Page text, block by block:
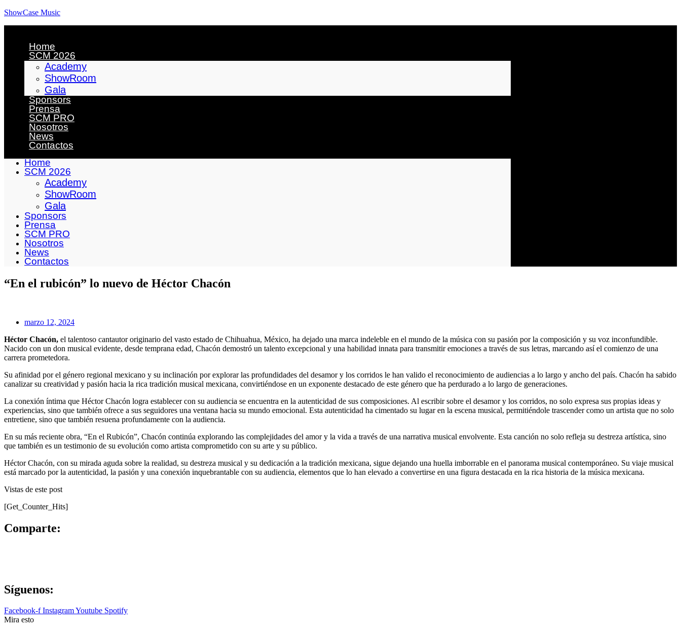
ShowCase Music
Home
SCM 2026
Academy
ShowRoom
Gala
Sponsors
Prensa
SCM PRO
Nosotros
News
Contactos
Home
SCM 2026
Academy
ShowRoom
Gala
Sponsors
Prensa
SCM PRO
Nosotros
News
Contactos
“En el rubicón” lo nuevo de Héctor Chacón
marzo 12, 2024
Héctor Chacón, el talentoso cantautor originario del vasto estado de Chihuahua, México, ha dejado una marca indeleble en el mundo de la música con su pasión por la composición y su voz inconfundible.
Nacido con un don musical evidente, desde temprana edad, Chacón demostró un talento excepcional y una habilidad innata para transmitir emociones a través de sus letras, marcando así el comienzo de una
carrera prometedora.
Su afinidad por el género regional mexicano y su inclinación por explorar las profundidades del desamor y los corridos le han valido el reconocimiento de audiencias a lo largo y ancho del país. Chacón ha sabido
canalizar su creatividad y pasión hacia la rica tradición musical mexicana, convirtiéndose en un exponente destacado de este género que ha perdurado a lo largo de generaciones.
La conexión íntima que Héctor Chacón logra establecer con su audiencia se encuentra en la autenticidad de sus composiciones. Al escribir sobre el desamor y los corridos, no solo expresa sus propias ideas y
experiencias, sino que también ofrece a sus seguidores una ventana hacia su mundo emocional. Esta autenticidad ha cimentado su lugar en la escena musical, permitiéndole trascender como un artista que no solo
entretiene, sino que también resuena profundamente con la audiencia.
En su más reciente obra, “En el Rubicón”, Chacón continúa explorando las complejidades del amor y la vida a través de una narrativa musical envolvente. Esta canción no solo refleja su destreza artística, sino
que también es un testimonio de su evolución como artista comprometido con su arte y su público.
Héctor Chacón, con su mirada aguda sobre la realidad, su destreza musical y su dedicación a la tradición mexicana, sigue dejando una huella imborrable en el panorama musical contemporáneo. Su viaje musical
está marcado por la autenticidad, la pasión y una conexión inquebrantable con su audiencia, elementos que lo han elevado a convertirse en una figura destacada en la rica historia de la música mexicana.
Vistas de este post
[Get_Counter_Hits]
Comparte:
Síguenos:
Facebook-f InstagramYoutube Spotify
Mira esto